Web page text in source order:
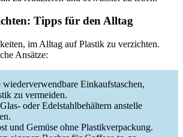
Tipps für den Alltag
im Alltag auf Plastik zu verzichten.
Ansätze:
Einkaufstaschen,
zu vermeiden.
oder Edelstahlbehältern anstelle
und Gemüse ohne Plastikverpackung.